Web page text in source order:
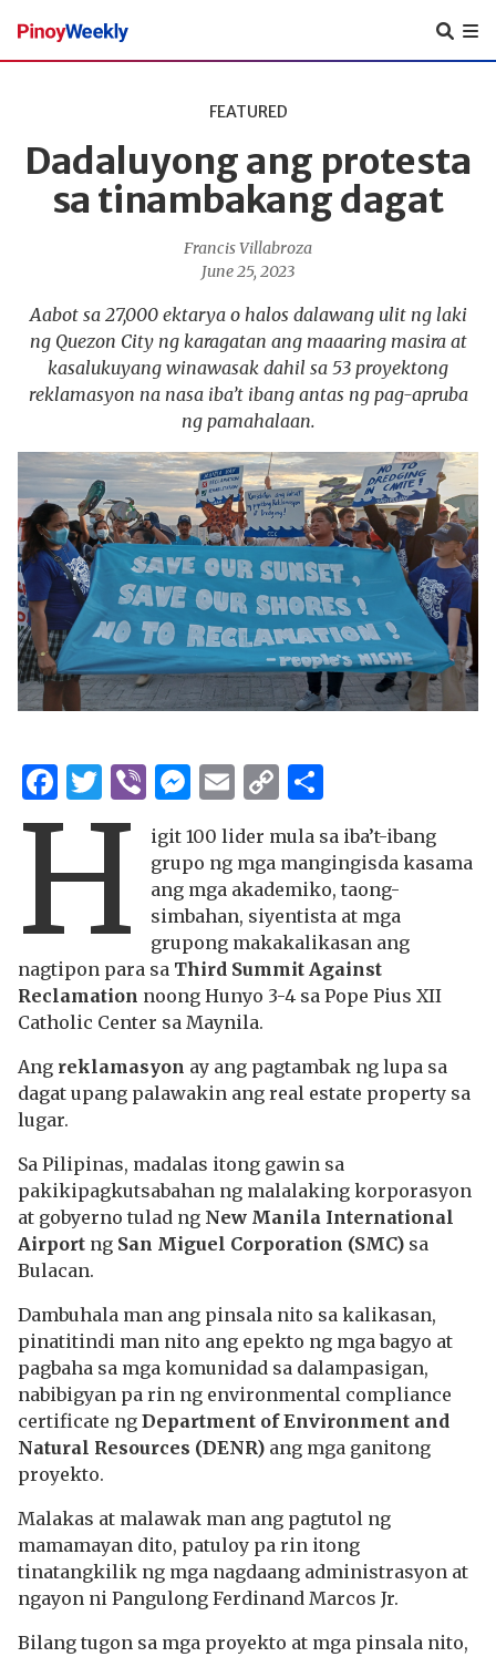
Pinoy
Weekly
FEATURED
Dadaluyong ang protesta
sa tinambakang dagat
Francis Villabroza
June 25, 2023
Aabot sa 27,000 ektarya o halos dalawang ulit ng laki
ng Quezon City ng karagatan ang maaaring masira at
kasalukuyang winawasak dahil sa 53 proyektong
reklamasyon na nasa iba’t ibang antas ng pag-apruba
ng pamahalaan.
Facebook
Twitter
ViberMessenger
Email
Copy
Link
H
igit 100 lider mula sa iba’t-ibang
grupo ng mga mangingisda kasama
ang mga akademiko, taong-
simbahan, siyentista at mga
grupong makakalikasan ang
nagtipon para sa Third Summit Against
Reclamation noong Hunyo 3-4 sa Pope Pius XII
Catholic Center sa Maynila.
Ang reklamasyon ay ang pagtambak ng lupa sa
dagat upang palawakin ang real estate property sa
lugar.
Sa Pilipinas, madalas itong gawin sa
pakikipagkutsabahan ng malalaking korporasyon
at gobyerno tulad ng New Manila International
Airport ng San Miguel Corporation (SMC) sa
Bulacan.
Dambuhala man ang pinsala nito sa kalikasan,
pinatitindi man nito ang epekto ng mga bagyo at
pagbaha sa mga komunidad sa dalampasigan,
nabibigyan pa rin ng environmental compliance
certificate ng Department of Environment and
Natural Resources (DENR) ang mga ganitong
proyekto.
Malakas at malawak man ang pagtutol ng
mamamayan dito, patuloy pa rin itong
tinatangkilik ng mga nagdaang administrasyon at
ngayon ni Pangulong Ferdinand Marcos Jr.
Bilang tugon sa mga proyekto at mga pinsala nito,